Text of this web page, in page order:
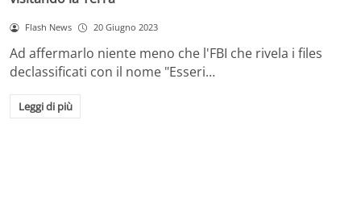
Flash News 20 Giugno 2023
Ad affermarlo niente meno che l'FBI che rivela i files
declassificati con il nome "Esseri…
Leggi di più